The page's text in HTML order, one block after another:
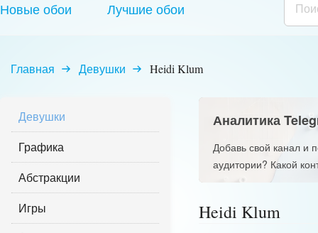
Новые обои Лучшие обои
Главная Девушки Heidi Klum
Девушки
Графика
Абстракции
Игры
Аналитика
Добавь свой канал и
аудитории? Какой
Heidi Klum